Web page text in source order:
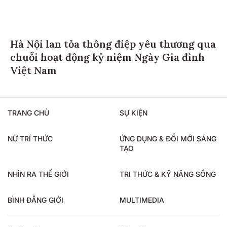
Hà Nội lan tỏa thông điệp yêu thương qua
chuỗi hoạt động kỷ niệm Ngày Gia đình
Việt Nam
TRANG CHỦ SỰ KIỆN
NỮ TRÍ THỨC
ỨNG DỤNG & ĐỔI MỚI SÁNG
TẠO
NHÌN RA THẾ GIỚI TRI THỨC & KỸ NĂNG SỐNG
BÌNH ĐẲNG GIỚI MULTIMEDIA